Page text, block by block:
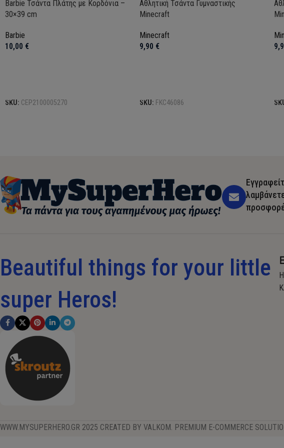
Barbie Τσάντα Πλάτης με Κορδόνια –
30×39 cm
Barbie
10,00 €
SKU: CEP2100005270
Αθλητική Τσάντα Γυμναστικής
Minecraft
Minecraft
9,90 €
SKU: FKC46086
Beautiful things for your little
super Heros!
WWW.MYSUPERHERO.GR 2025 CREATED BY VALKOM. PREMIUM E-COMMERCE